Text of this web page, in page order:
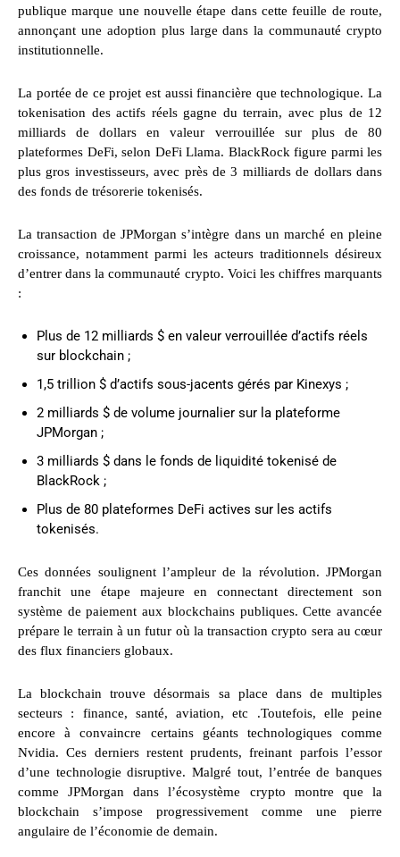
publique marque une nouvelle étape dans cette feuille de route,
annonçant une adoption plus large dans la communauté crypto
institutionnelle.
La portée de ce projet est aussi financière que technologique. La
tokenisation des actifs réels gagne du terrain, avec plus de 12
milliards de dollars en valeur verrouillée sur plus de 80
plateformes DeFi, selon DeFi Llama. BlackRock figure parmi les
plus gros investisseurs, avec près de 3 milliards de dollars dans
des fonds de trésorerie tokenisés.
La transaction de JPMorgan s’intègre dans un marché en pleine
croissance, notamment parmi les acteurs traditionnels désireux
d’entrer dans la communauté crypto. Voici les chiffres marquants
:
Plus de 12 milliards $ en valeur verrouillée d’actifs réels
sur blockchain ;
1,5 trillion $ d’actifs sous-jacents gérés par Kinexys ;
2 milliards $ de volume journalier sur la plateforme
JPMorgan ;
3 milliards $ dans le fonds de liquidité tokenisé de
BlackRock ;
Plus de 80 plateformes DeFi actives sur les actifs
tokenisés.
Ces données soulignent l’ampleur de la révolution. JPMorgan
franchit une étape majeure en connectant directement son
système de paiement aux blockchains publiques. Cette avancée
prépare le terrain à un futur où la transaction crypto sera au cœur
des flux financiers globaux.
La blockchain trouve désormais sa place dans de multiples
secteurs : finance, santé, aviation, etc .Toutefois, elle peine
encore à convaincre certains géants technologiques comme
Nvidia. Ces derniers restent prudents, freinant parfois l’essor
d’une technologie disruptive. Malgré tout, l’entrée de banques
comme JPMorgan dans l’écosystème crypto montre que la
blockchain s’impose progressivement comme une pierre
angulaire de l’économie de demain.